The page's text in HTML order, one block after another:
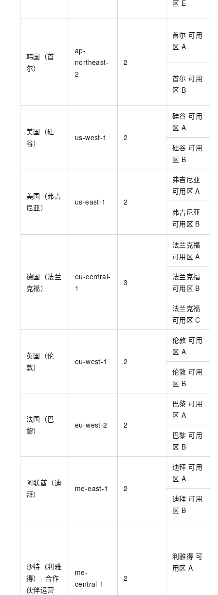
区 E
韩国（首
尔）
ap-
northeast-
2
2
首尔 可用
区 A
首尔 可用
区 B
美国（硅
谷）
us-west-1 2
硅谷 可用
区 A
硅谷 可用
区 B
美国（弗吉
尼亚）
us-east-1 2
弗吉尼亚
可用区 A
弗吉尼亚
可用区 B
德国（法兰
克福）
eu-central-
1
3
法兰克福
可用区 A
法兰克福
可用区 B
法兰克福
可用区 C
英国（伦
敦）
eu-west-1 2
伦敦 可用
区 A
伦敦 可用
区 B
法国（巴
黎）
eu-west-2 2
巴黎 可用
区 A
巴黎 可用
区 B
阿联酋（迪
拜）
me-east-1 2
迪拜 可用
区 A
迪拜 可用
区 B
沙特（利雅
得）- 合作
伙伴运营
me-
central-1
2
利雅得 可
用区 A